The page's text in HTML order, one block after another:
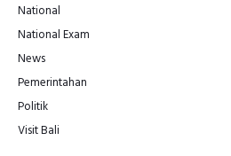
National
National Exam
News
Pemerintahan
Politik
Visit Bali